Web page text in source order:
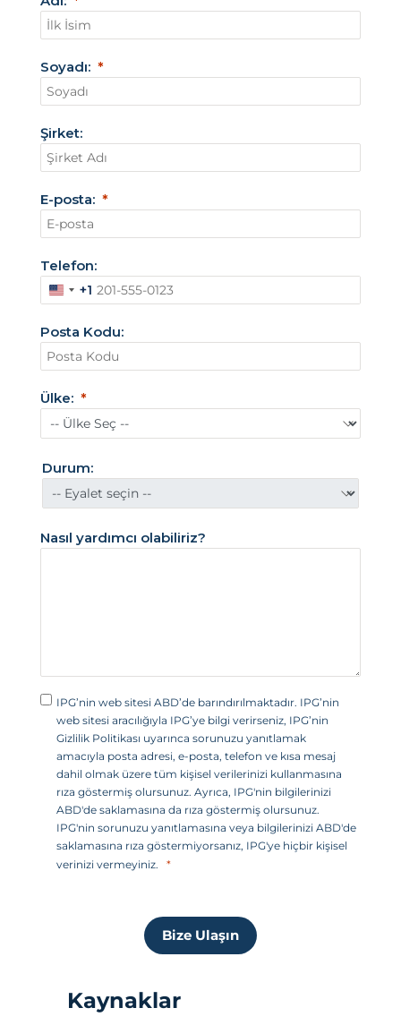
Soyadı:
Şirket:
E-posta:
Telefon:
A
e
r
k
a
i
r
e
l
e
t
e
r
i
+1
Posta Kodu:
Ülke:
Durum:
Nasıl yardımcı olabiliriz?
IPG’nin web sitesi ABD’de barındırılmaktadır. IPG’nin
web sitesi aracılığıyla IPG’ye bilgi verirseniz, IPG’nin
Gizlilik Politikası uyarınca sorunuzu yanıtlamak
amacıyla posta adresi, e-posta, telefon ve kısa mesaj
dahil olmak üzere tüm kişisel verilerinizi kullanmasına
rıza göstermiş olursunuz. Ayrıca, IPG'nin bilgilerinizi
ABD'de saklamasına da rıza göstermiş olursunuz.
IPG'nin sorunuzu yanıtlamasına veya bilgilerinizi ABD'de
saklamasına rıza göstermiyorsanız, IPG'ye hiçbir kişisel
verinizi vermeyiniz.
Bize Ulaşın
Kaynaklar